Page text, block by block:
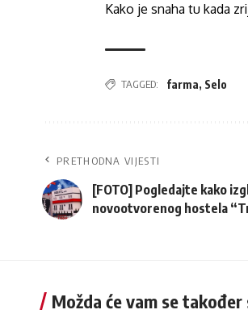
Kako je snaha tu kada
TAGGED: farma, Selo
PRETHODNA VIJESTI
[FOTO] Pogledajte kako
novootvorenog hostela
Možda će vam se